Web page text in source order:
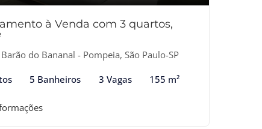
à Venda com 3 quartos,
Barão do Bananal - Pompeia, São Paulo-SP
5 Banheiros 3 Vagas 155 m²